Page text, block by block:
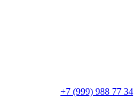
+7 (999) 988 77 34